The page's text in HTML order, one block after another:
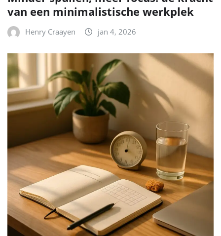
van een minimalistische werkplek
Henry Craayen jan 4, 2026